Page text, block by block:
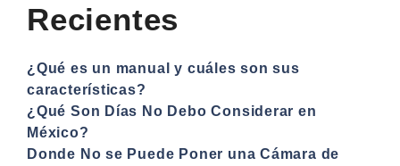
Recientes
¿Qué es un manual y cuáles son sus
características?
¿Qué Son Días No Debo Considerar en
México?
Donde No se Puede Poner una Cámara de